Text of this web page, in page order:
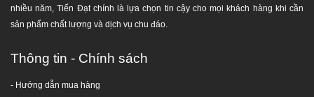
nhiều năm, Tiến Đạt chính là lựa chọn tin cậy cho mọi khách hàng khi cần
sản phẩm chất lượng và dịch vụ chu đáo.
Thông tin - Chính sách
- Hướng dẫn mua hàng